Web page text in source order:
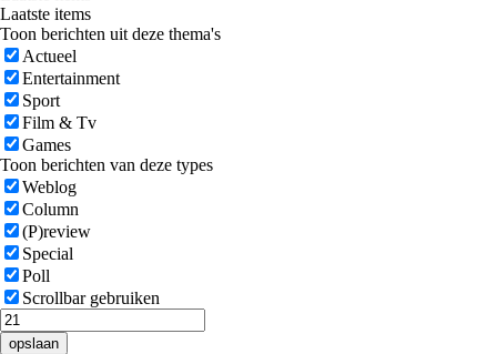
Laatste items
Toon berichten uit deze thema's
Actueel
Entertainment
Sport
Film & Tv
Games
Toon berichten van deze types
Weblog
Column
(P)review
Special
Poll
Scrollbar gebruiken
opslaan